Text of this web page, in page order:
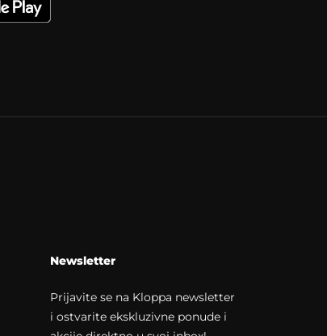
Newsletter
Prijavite se na Kloppa newsletter
i ostvarite ekskluzivne ponude i